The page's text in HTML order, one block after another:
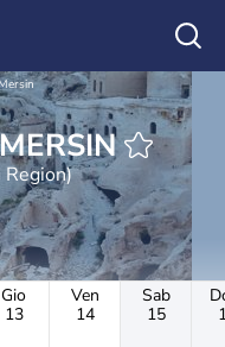
METEO ORARIE MERSIN
Gio
13
Ven
14
Sab
15